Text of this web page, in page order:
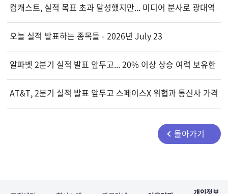
컴캐스트, 실적 목표 초과 달성했지만... 미디어 분사로 광대역
오늘 실적 발표하는 종목들 - 2026년 July 23
알파벳 2분기 실적 발표 앞두고... 20% 이상 상승 여력 보유한
AT&T, 2분기 실적 발표 앞두고 스페이스X 위협과 통신사 가격
돌아가기